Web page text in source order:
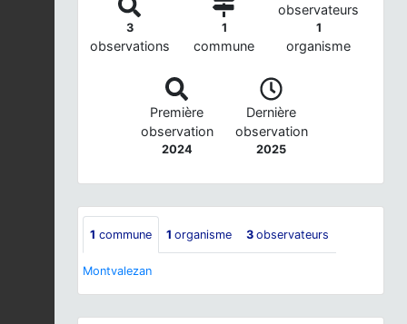
3
observations
1
commune
observateurs
1
organisme
Première
observation
2024
Dernière
observation
2025
1 commune 1 organisme 3 observateurs
Montvalezan